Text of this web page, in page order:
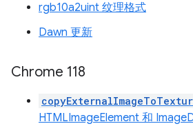
rgb10a2uint 纹理格式
Dawn 更新
Chrome 118
HTMLImageElement 和